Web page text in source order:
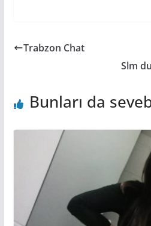
Trabzon Chat
Slm
Bunları da